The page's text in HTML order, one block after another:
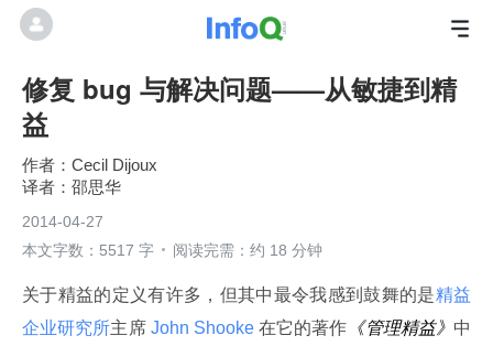
修复 bug 与解决问题——从敏捷到精
益
Cecil Dijoux
邵思华
2014-04-27
本文字数：5517 字
阅读完需：约 18 分钟
关于精益的定义有许多，但其中最令我感到鼓舞的是精益
企业研究所主席 John Shooke 在它的著作 《管理精益》 中